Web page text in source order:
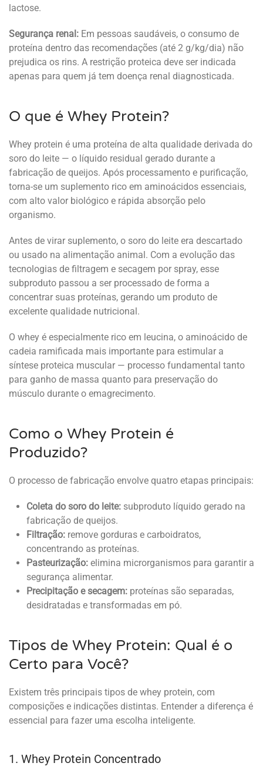
lactose.
Segurança renal: Em pessoas saudáveis, o consumo de
proteína dentro das recomendações (até 2 g/kg/dia) não
prejudica os rins. A restrição proteica deve ser indicada
apenas para quem já tem doença renal diagnosticada.
O que é Whey Protein?
Whey protein é uma proteína de alta qualidade derivada do
soro do leite — o líquido residual gerado durante a
fabricação de queijos. Após processamento e purificação,
torna-se um suplemento rico em aminoácidos essenciais,
com alto valor biológico e rápida absorção pelo
organismo.
Antes de virar suplemento, o soro do leite era descartado
ou usado na alimentação animal. Com a evolução das
tecnologias de filtragem e secagem por spray, esse
subproduto passou a ser processado de forma a
concentrar suas proteínas, gerando um produto de
excelente qualidade nutricional.
O whey é especialmente rico em leucina, o aminoácido de
cadeia ramificada mais importante para estimular a
síntese proteica muscular — processo fundamental tanto
para ganho de massa quanto para preservação do
músculo durante o emagrecimento.
Como o Whey Protein é
Produzido?
O processo de fabricação envolve quatro etapas principais:
Coleta do soro do leite: subproduto líquido gerado na
fabricação de queijos.
Filtração: remove gorduras e carboidratos,
concentrando as proteínas.
Pasteurização: elimina microrganismos para garantir a
segurança alimentar.
Precipitação e secagem: proteínas são separadas,
desidratadas e transformadas em pó.
Tipos de Whey Protein: Qual é o
Certo para Você?
Existem três principais tipos de whey protein, com
composições e indicações distintas. Entender a diferença é
essencial para fazer uma escolha inteligente.
1. Whey Protein Concentrado